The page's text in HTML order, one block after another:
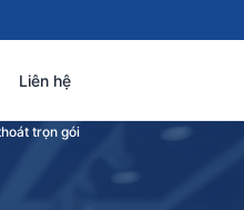
Liên hệ
trọn gói